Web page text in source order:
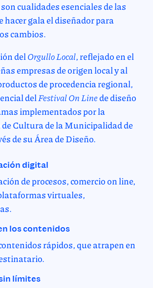
cualidades esenciales de las
hacer gala el diseñador para
cambios.
delOrgullo Local, reflejado en el
empresas de origen local y al
de procedencia regional,
delFestival On Linede diseño
implementados por la
Cultura de la Municipalidad de
de su Área de Diseño.
digital
de procesos, comercio on line,
virtuales,
los contenidos
rápidos, que atrapen en
límites